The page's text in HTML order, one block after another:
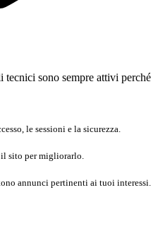
sono sempre attivi perché
le sessioni e la sicurezza.
sito per migliorarlo.
annunci pertinenti ai tuoi interessi.